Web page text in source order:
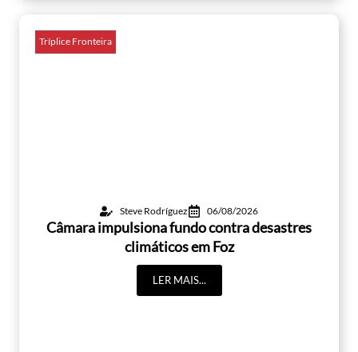
Tríplice Fronteira
Steve Rodríguez 06/08/2026
Câmara impulsiona fundo contra desastres
climáticos em Foz
LER MAIS...